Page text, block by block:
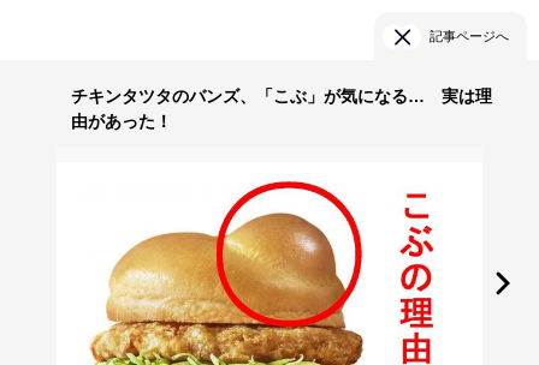
記事ページへ
チキンタツタのバンズ、「こぶ」が気になる… 実は理
由があった！